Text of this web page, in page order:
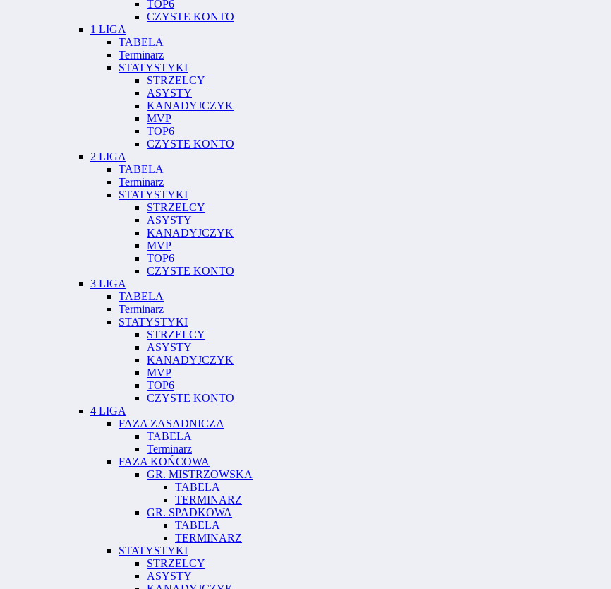
TOP6
CZYSTE KONTO
1 LIGA
TABELA
Terminarz
STATYSTYKI
STRZELCY
ASYSTY
KANADYJCZYK
MVP
TOP6
CZYSTE KONTO
2 LIGA
TABELA
Terminarz
STATYSTYKI
STRZELCY
ASYSTY
KANADYJCZYK
MVP
TOP6
CZYSTE KONTO
3 LIGA
TABELA
Terminarz
STATYSTYKI
STRZELCY
ASYSTY
KANADYJCZYK
MVP
TOP6
CZYSTE KONTO
4 LIGA
FAZA ZASADNICZA
TABELA
Terminarz
FAZA KOŃCOWA
GR. MISTRZOWSKA
TABELA
TERMINARZ
GR. SPADKOWA
TABELA
TERMINARZ
STATYSTYKI
STRZELCY
ASYSTY